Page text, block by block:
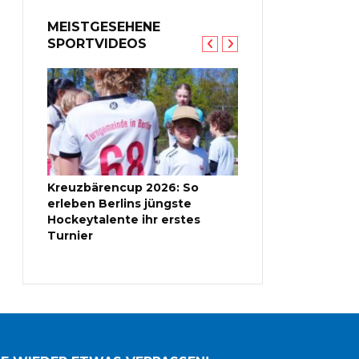
MEISTGESEHENE
SPORTVIDEOS
Kreuzbärencup 2026: So
erleben Berlins jüngste
Hockeytalente ihr erstes
Turnier